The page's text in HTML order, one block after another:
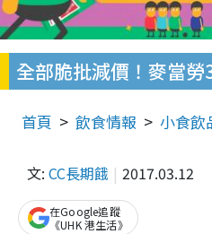
全部脆批減價！麥當
首頁 飲食情報 小食飲
文: CC長期餓 2017.03.12
在Google追蹤
《UHK 港生活》